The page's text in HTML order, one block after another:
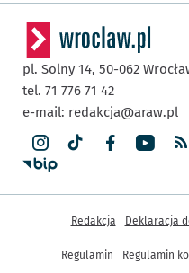
pl. Solny 14, 50-062
tel. 71 776 71 42
e-mail: redakcja@araw.pl
Inne informacje
Redakcja Deklaracja
Regulamin Regulamin